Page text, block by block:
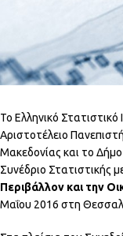
Το Ελληνικό
Αριστοτέλειο
Μακεδονίας και το
Συνέδριο Στατιστικής
Περιβάλλον και την
Μαΐου 2016 στη